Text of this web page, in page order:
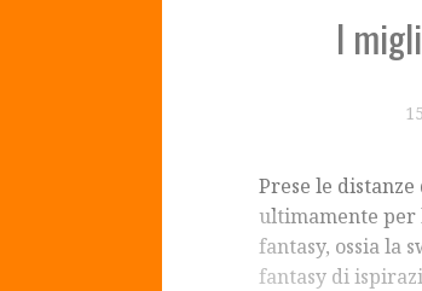
I
Prese le
ultimamente per
fantasy, ossia la
fantasy di